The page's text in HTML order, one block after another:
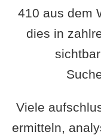
410 aus dem
dies in
Viele
ermitteln,